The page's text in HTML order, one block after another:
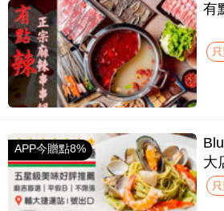
有
APP今贈點8%
大